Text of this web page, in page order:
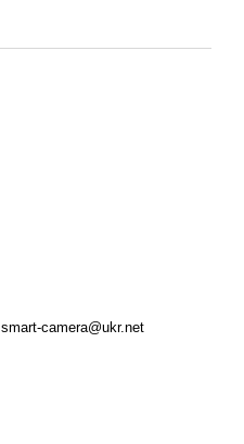
smart-camera@ukr.net